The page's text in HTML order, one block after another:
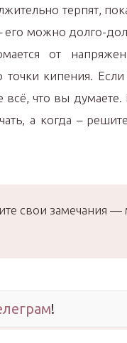
терпят,
можно долго-
от
кипения.
всё, что вы
а когда –
свои замечания —
!